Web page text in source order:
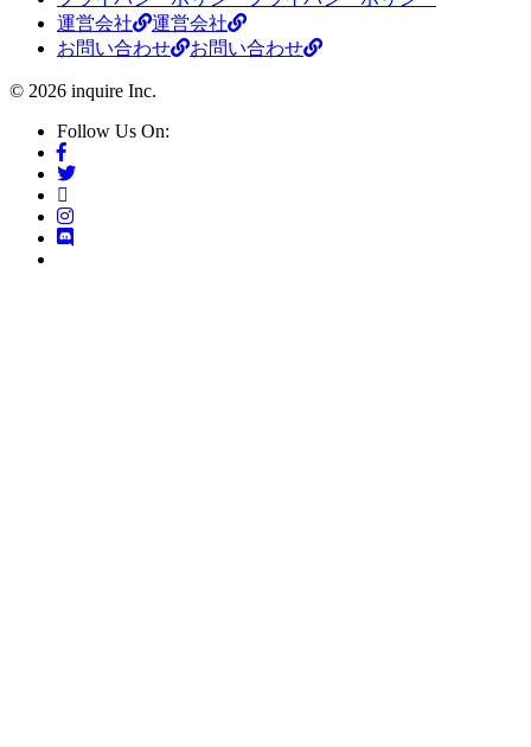
運営会社
運営会社
お問い合わせ
お問い合わせ
© 2026 inquire Inc.
Follow Us On: